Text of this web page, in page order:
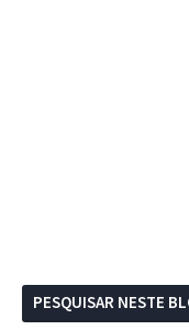
PESQUISAR NESTE